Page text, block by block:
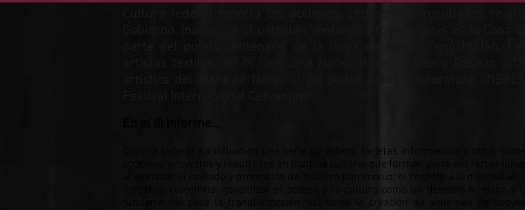
Cultura federal ha difundido una serie de videos, tarjetas informativas y otros
acciones, proyectos y resultados en materia cultural que forman parte del Tercer
al destacar el cuidado y promoción de nuestro patrimonio; el respeto a la diversidad,
derechos colectivos; garantizar el acceso a la cultura como un derecho humano y
fundamental para la transformación, así como la creación de sistemas de